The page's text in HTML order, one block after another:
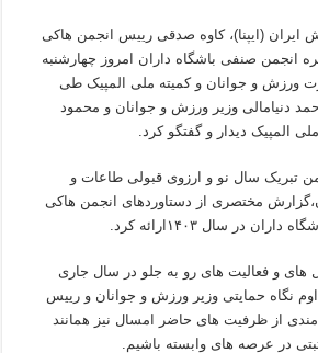
ایران (ایپنا)، کاوه صدقی رییس انجمن هاکی
انجمن صنفی باشگاه داران امروز چهارشنبه
ورزش و جوانان و کمیته ملی المپیک طی
دنیامالی وزیر ورزش و جوانان و محمود
المپیک دیدار و گفتگو کرد.
سال نو و ارزوی قبولی طاعات و
مختصری از دستاوردهای انجمن هاکی
در سال ۱۴۰۳ارائه کرد.
های و فعالیت های رو به جلو در سال جاری
نگاه حمایتی وزیر ورزش و جوانان و رییس
مندی از ظرفیت های حاضر امسال نیز همانند
در عرصه های وابسته باشیم.